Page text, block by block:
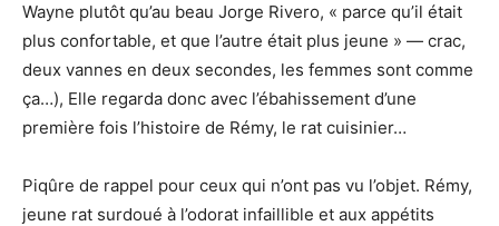
Wayne plutôt qu’au beau Jorge Rivero, « parce qu’il était
plus confortable, et que l’autre était plus jeune » — crac,
deux vannes en deux secondes, les femmes sont comme
ça…), Elle regarda donc avec l’ébahissement d’une
première fois l’histoire de Rémy, le rat cuisinier…
Piqûre de rappel pour ceux qui n’ont pas vu l’objet. Rémy,
jeune rat surdoué à l’odorat infaillible et aux appétits